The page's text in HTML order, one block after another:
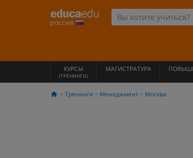
россия
КУРСЫ
(ТРЕНИНГИ)
МАГИСТРАТУРА
Тренинги Менеджмент Москва